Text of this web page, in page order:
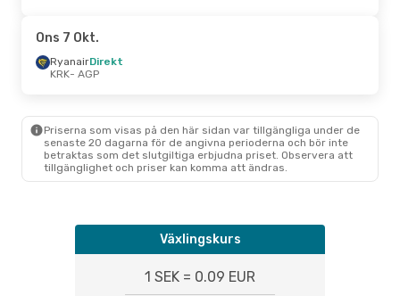
RyanairDirekt
AGP - KRK
KRK
Swiss International Air Lines
1 Mellanlandning
AGP- KRK
Ons 7 Okt.
RyanairDirekt
KRK- AGP
Priserna som visas på den här sidan var tillgängliga under de
senaste 20 dagarna för de angivna perioderna och bör inte
betraktas som det slutgiltiga erbjudna priset. Observera att
tillgänglighet och priser kan komma att ändras.
Växlingskurs
1 SEK = 0.09 EUR